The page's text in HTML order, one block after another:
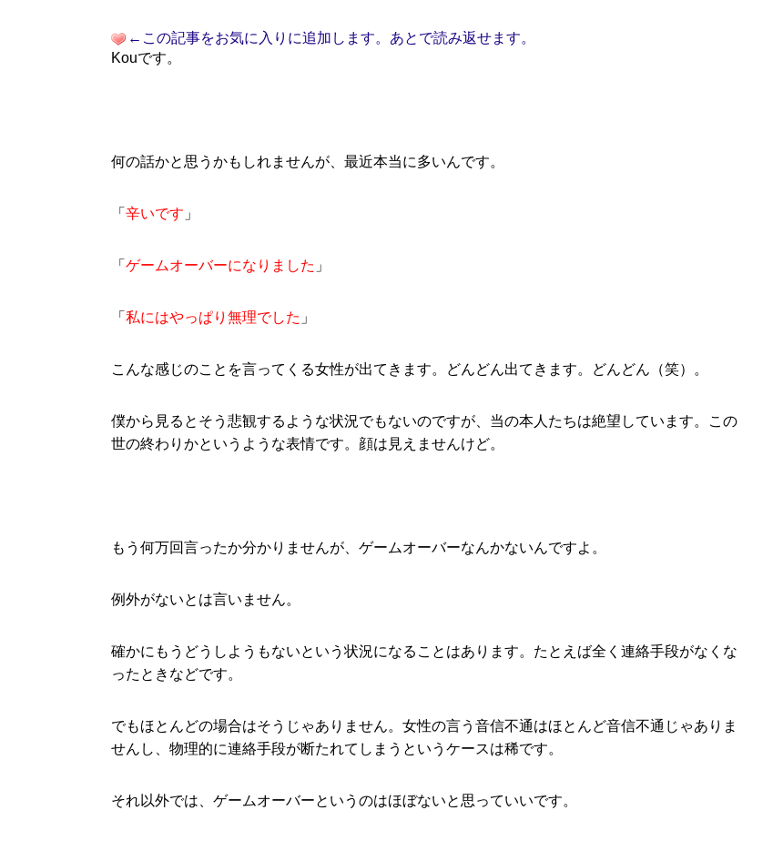
←この記事をお気に入りに追加します。あとで読み返せます。
Kouです。
何の話かと思うかもしれませんが、最近本当に多いんです。
「 辛いです 」
「 ゲームオーバーになりました 」
「 私にはやっぱり無理でした 」
こんな感じのことを言ってくる女性が出てきます。どんどん出てきます。どんどん（笑）。
僕から見るとそう悲観するような状況でもないのですが、当の本人たちは絶望しています。この
世の終わりかというような表情です。顔は見えませんけど。
もう何万回言ったか分かりませんが、ゲームオーバーなんかないんですよ。
例外がないとは言いません。
確かにもうどうしようもないという状況になることはあります。たとえば全く連絡手段がなくな
ったときなどです。
でもほとんどの場合はそうじゃありません。女性の言う音信不通はほとんど音信不通じゃありま
せんし、物理的に連絡手段が断たれてしまうというケースは稀です。
それ以外では、ゲームオーバーというのはほぼないと思っていいです。